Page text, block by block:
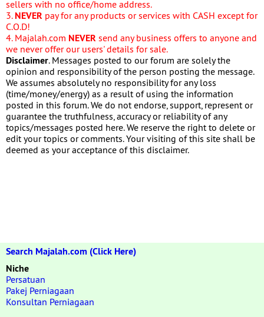
sellers with no office/home address.
3. NEVER pay for any products or services with CASH except for
C.O.D!
4. Majalah.com NEVER send any business offers to anyone and
we never offer our users' details for sale.
Disclaimer. Messages posted to our forum are solely the
opinion and responsibility of the person posting the message.
We assumes absolutely no responsibility for any loss
(time/money/energy) as a result of using the information
posted in this forum. We do not endorse, support, represent or
guarantee the truthfulness, accuracy or reliability of any
topics/messages posted here. We reserve the right to delete or
edit your topics or comments. Your visiting of this site shall be
deemed as your acceptance of this disclaimer.
Search Majalah.com (Click Here)
Niche
Persatuan
Pakej Perniagaan
Konsultan Perniagaan